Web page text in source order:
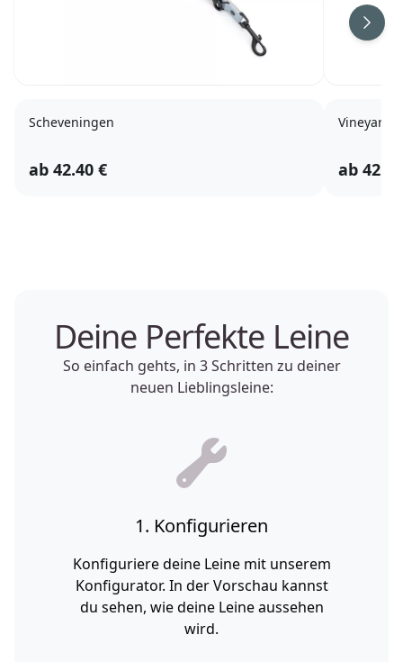
Scheveningen
ab 42.40 €
Vineyard
ab 42.40
Deine Perfekte Leine
So einfach gehts, in 3 Schritten zu deiner
neuen Lieblingsleine:
1. Konfigurieren
Konfiguriere deine Leine mit unserem
Konfigurator. In der Vorschau kannst
du sehen, wie deine Leine aussehen
wird.